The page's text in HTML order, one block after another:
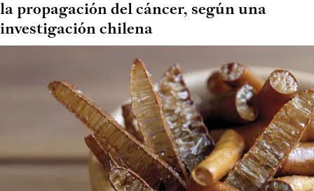
la propagación del cáncer, según una
investigación chilena